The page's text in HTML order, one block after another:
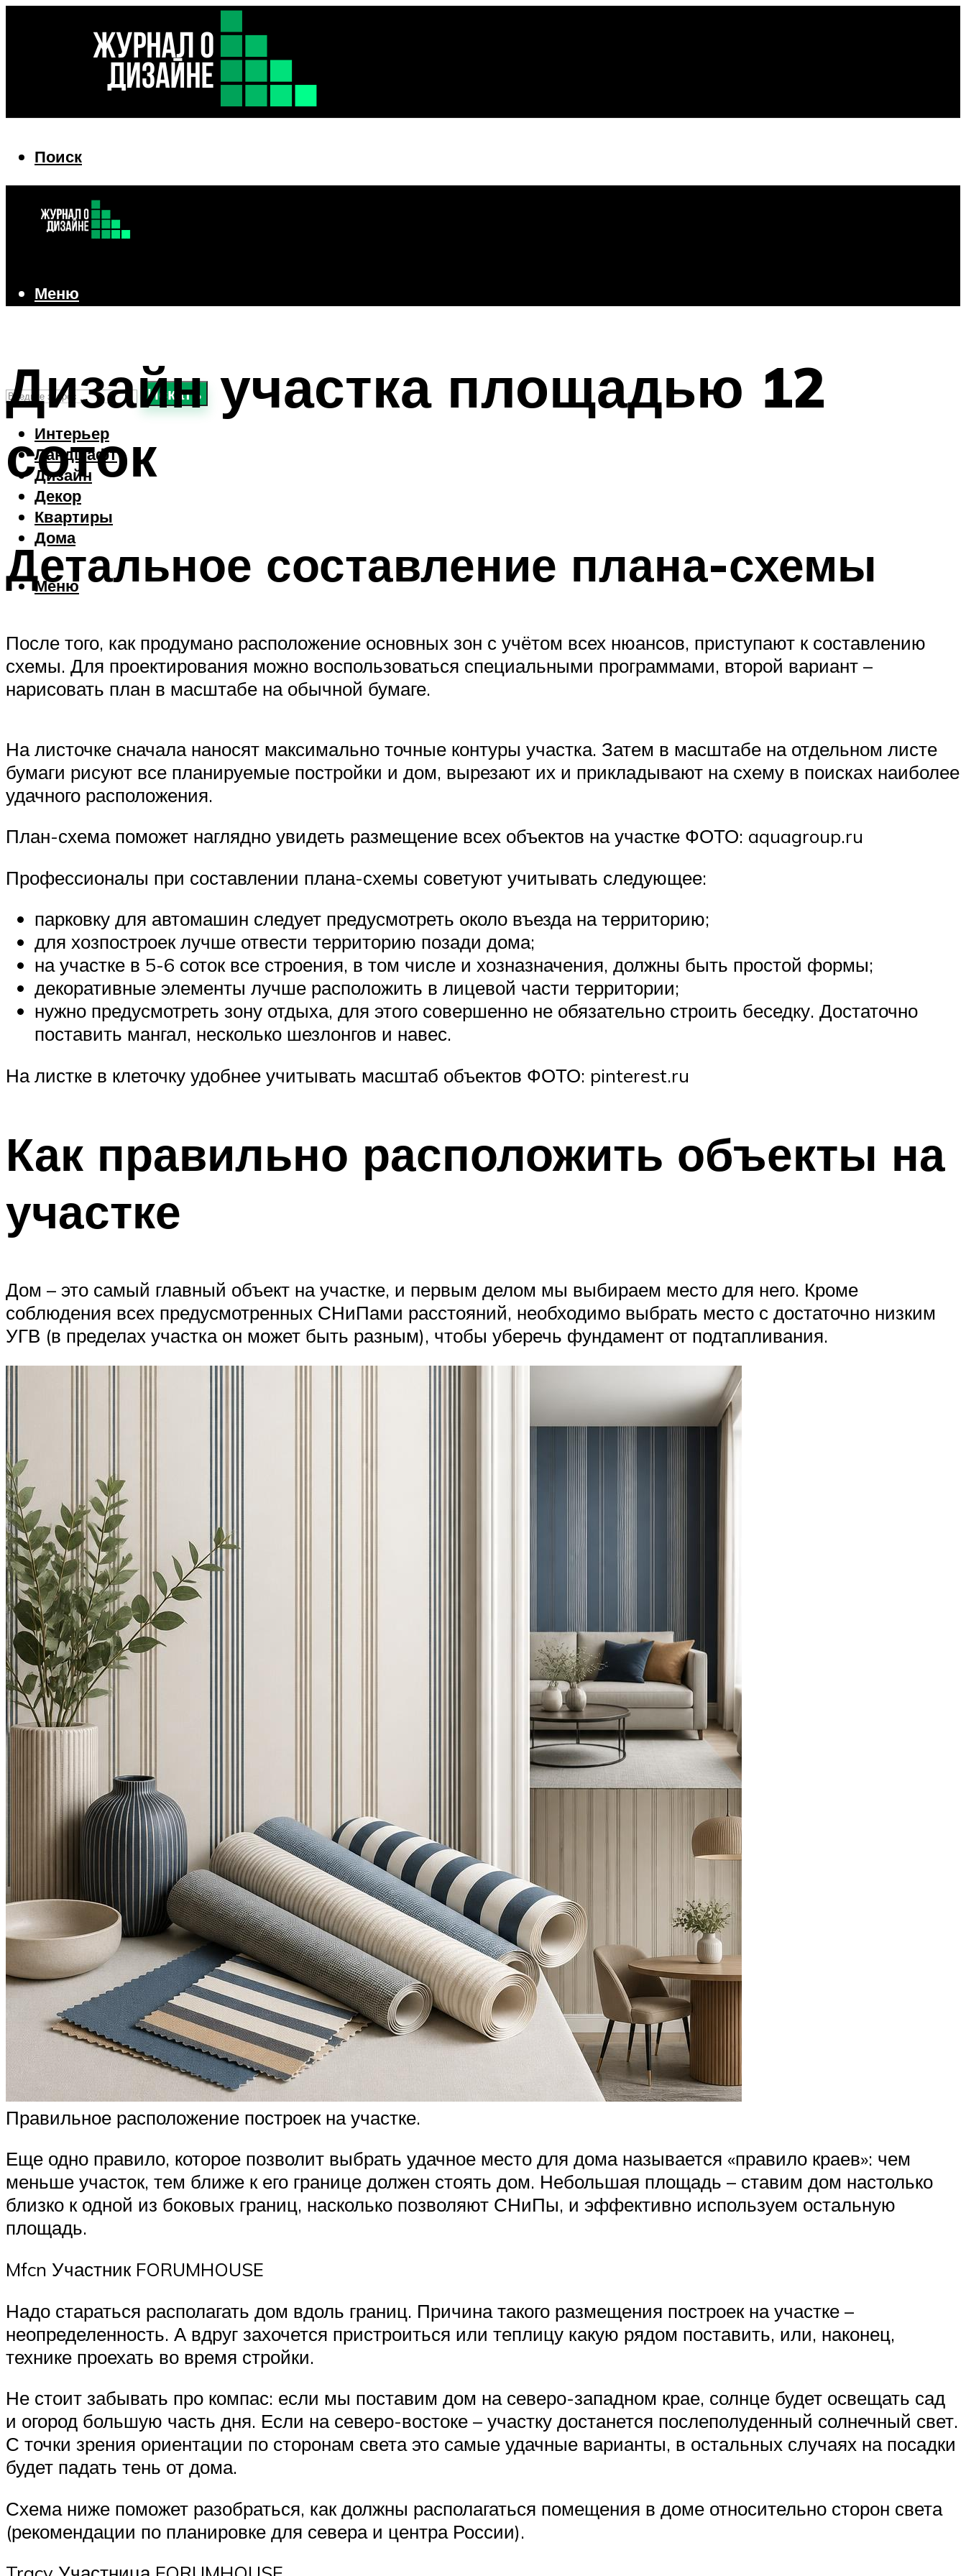
Поиск
Поиск
Искать
Интерьер
Ландшафт
Дизайн
Декор
Квартиры
Дома
Меню
Меню
Дизайн участка площадью 12
соток
Детальное составление плана-схемы
После того, как продумано расположение основных зон с учётом всех нюансов, приступают к составлению
схемы. Для проектирования можно воспользоваться специальными программами, второй вариант –
нарисовать план в масштабе на обычной бумаге.
На листочке сначала наносят максимально точные контуры участка. Затем в масштабе на отдельном листе
бумаги рисуют все планируемые постройки и дом, вырезают их и прикладывают на схему в поисках наиболее
удачного расположения.
План-схема поможет наглядно увидеть размещение всех объектов на участке ФОТО: aquagroup.ru
Профессионалы при составлении плана-схемы советуют учитывать следующее:
парковку для автомашин следует предусмотреть около въезда на территорию;
для хозпостроек лучше отвести территорию позади дома;
на участке в 5-6 соток все строения, в том числе и хозназначения, должны быть простой формы;
декоративные элементы лучше расположить в лицевой части территории;
нужно предусмотреть зону отдыха, для этого совершенно не обязательно строить беседку. Достаточно
поставить мангал, несколько шезлонгов и навес.
На листке в клеточку удобнее учитывать масштаб объектов ФОТО: pinterest.ru
Как правильно расположить объекты на
участке
Дом – это самый главный объект на участке, и первым делом мы выбираем место для него. Кроме
соблюдения всех предусмотренных СНиПами расстояний, необходимо выбрать место с достаточно низким
УГВ (в пределах участка он может быть разным), чтобы уберечь фундамент от подтапливания.
Правильное расположение построек на участке.
Еще одно правило, которое позволит выбрать удачное место для дома называется «правило краев»: чем
меньше участок, тем ближе к его границе должен стоять дом. Небольшая площадь – ставим дом настолько
близко к одной из боковых границ, насколько позволяют СНиПы, и эффективно используем остальную
площадь.
Mfcn Участник FORUMHOUSE
Надо стараться располагать дом вдоль границ. Причина такого размещения построек на участке –
неопределенность. А вдруг захочется пристроиться или теплицу какую рядом поставить, или, наконец,
технике проехать во время стройки.
Не стоит забывать про компас: если мы поставим дом на северо-западном крае, солнце будет освещать сад
и огород большую часть дня. Если на северо-востоке – участку достанется послеполуденный солнечный свет.
С точки зрения ориентации по сторонам света это самые удачные варианты, в остальных случаях на посадки
будет падать тень от дома.
Схема ниже поможет разобраться, как должны располагаться помещения в доме относительно сторон света
(рекомендации по планировке для севера и центра России).